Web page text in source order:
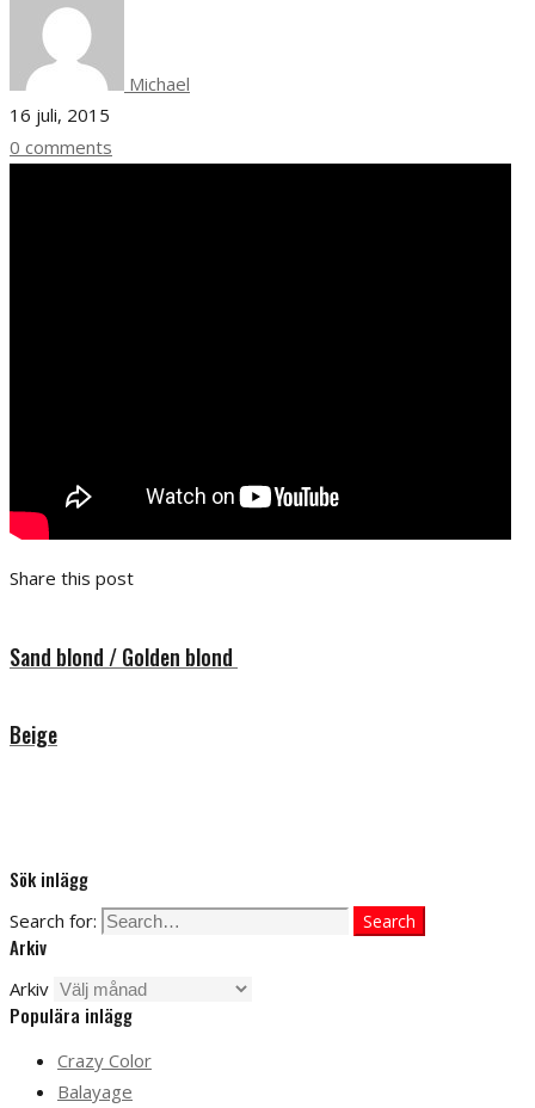
Michael
16 juli, 2015
0 comments
Share this post
Sand blond / Golden blond
Beige
Sök inlägg
Search for: Search
Arkiv
Arkiv
Populära inlägg
Crazy Color
Balayage